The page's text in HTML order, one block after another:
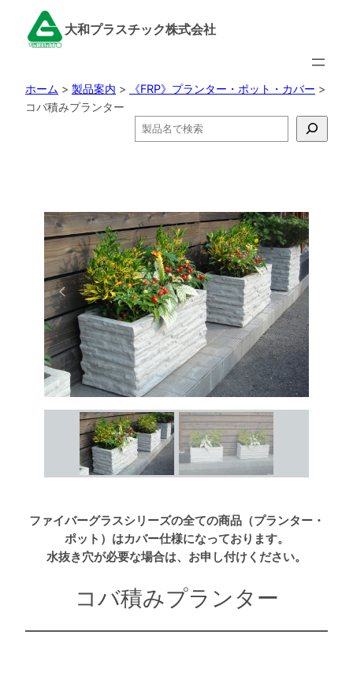
大和プラスチック株式会社
ホーム > 製品案内 > 《FRP》プランター・ポット・カバー >
コバ積みプランター
検
索
ファイバーグラスシリーズの全ての商品（プランター・
ポット）はカバー仕様になっております。
水抜き穴が必要な場合は、お申し付けください。
コバ積みプランター